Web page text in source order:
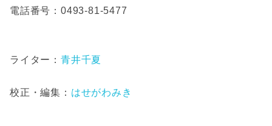
電話番号：0493-81-5477
ライター： 青井千夏
校正・編集： はせがわみき